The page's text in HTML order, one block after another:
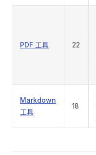
PDF 工具 22
Markdown
工具
18